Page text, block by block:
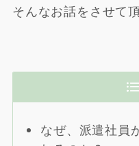
そんなお話をさせて
なぜ、派遣社員